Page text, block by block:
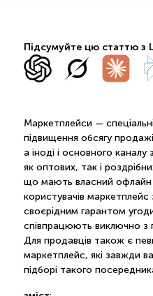
Підсумуйте цю статтю з
Маркетплейси —
підвищення обсягу
а іноді і основного
як оптових, так і
що мають власний офлайн
користувачів
своєрідним гарантом
співпрацюють виключно з
Для продавців також є
маркетплейс, які завжди
підборі такого